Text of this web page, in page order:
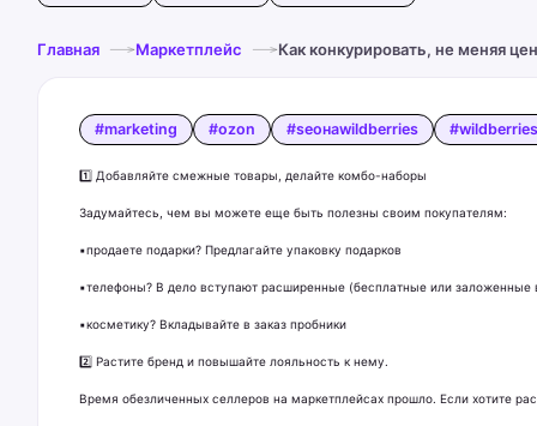
Главная Маркетплейс Как конкурировать, не меняя
#marketing #ozon #seoнаwildberries #wildberries
1️⃣ Добавляйте смежные товары, делайте комбо-наборы
Задумайтесь, чем вы можете еще быть полезны своим покупателям:
▪️продаете подарки? Предлагайте упаковку подарков
▪️телефоны? В дело вступают расширенные (бесплатные или
▪️косметику? Вкладывайте в заказ пробники
2️⃣ Растите бренд и повышайте лояльность к нему.
Время обезличенных селлеров на маркетплейсах прошло. Если хотите